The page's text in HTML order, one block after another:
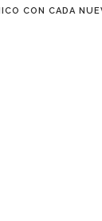
CON CADA